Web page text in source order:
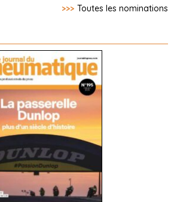
>>> Toutes les nominations